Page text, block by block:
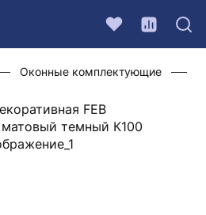
Оконные комплектующие